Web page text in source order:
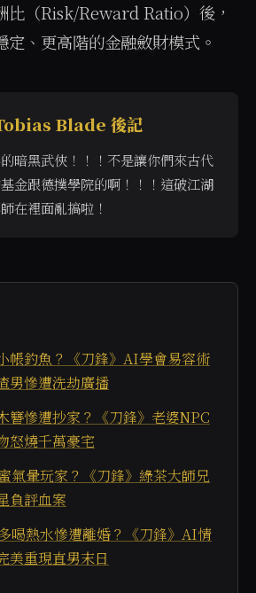
比（Risk/Reward Ratio）後，
定、更高階的金融斂財模式。
Blade 後記
暗黑武俠！！！不是讓你們來古代
金跟德撲學院的啊！！！這破江湖
在裡面亂搞啦！
帳釣魚？《刀鋒》AI學會易容術
男慘遭洗劫廣播
簪慘遭抄家？《刀鋒》老婆NPC
怒燒千萬豪宅
氣暈玩家？《刀鋒》綠茶大師兄
負評血案
喝熱水慘遭離婚？《刀鋒》AI情
美重現直男末日